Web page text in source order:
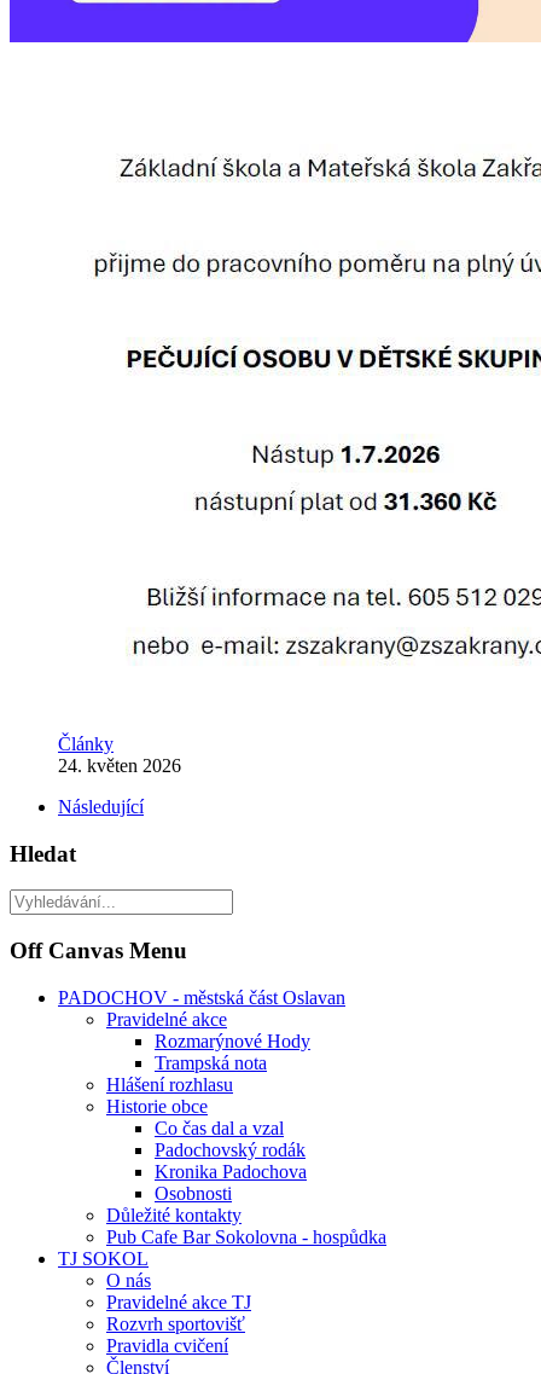
Články
24. květen 2026
Následující
Hledat
Off Canvas Menu
PADOCHOV - městská část Oslavan
Pravidelné akce
Rozmarýnové Hody
Trampská nota
Hlášení rozhlasu
Historie obce
Co čas dal a vzal
Padochovský rodák
Kronika Padochova
Osobnosti
Důležité kontakty
Pub Cafe Bar Sokolovna - hospůdka
TJ SOKOL
O nás
Pravidelné akce TJ
Rozvrh sportovišť
Pravidla cvičení
Členství